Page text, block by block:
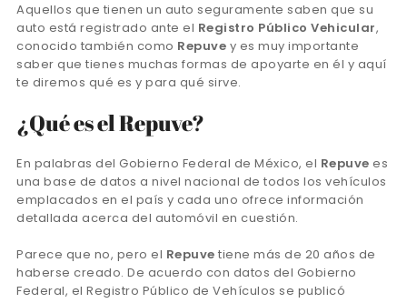
Aquellos que tienen un auto seguramente saben que su
auto está registrado ante el Registro Público Vehicular,
conocido también como Repuve y es muy importante
saber que tienes muchas formas de apoyarte en él y aquí
te diremos qué es y para qué sirve.
¿Qué es el Repuve?
En palabras del Gobierno Federal de México, el Repuve es
una base de datos a nivel nacional de todos los vehículos
emplacados en el país y cada uno ofrece información
detallada acerca del automóvil en cuestión.
Parece que no, pero el Repuve tiene más de 20 años de
haberse creado. De acuerdo con datos del Gobierno
Federal, el Registro Público de Vehículos se publicó